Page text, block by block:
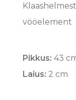
vööelement
Pikkus: 43
Laius: 2 cm